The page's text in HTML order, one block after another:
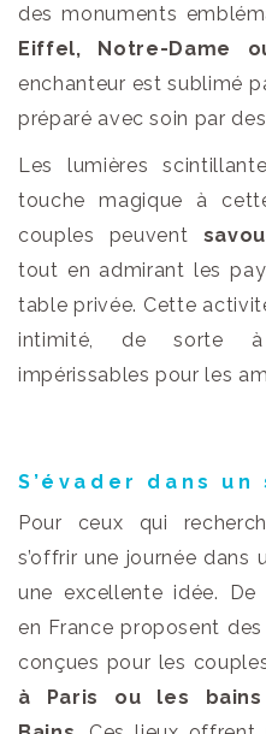
des monuments
Eiffel, Notre-Dame
enchanteur est sublimé
préparé avec soin par
Les lumières
touche magique à
couples peuvent
tout en admirant les
table privée. Cette
intimité, de sorte à
impérissables pour les
S’évader dans
Pour ceux qui
s’offrir une journée
une excellente idée. De
en France proposent
conçues pour les
à Paris ou les bains